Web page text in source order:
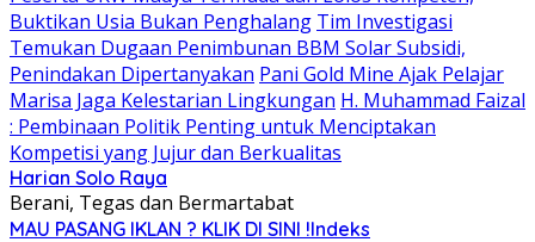
Buktikan Usia Bukan Penghalang Tim Investigasi
Temukan Dugaan Penimbunan BBM Solar Subsidi,
Penindakan Dipertanyakan Pani Gold Mine Ajak Pelajar
Marisa Jaga Kelestarian Lingkungan H. Muhammad Faizal
: Pembinaan Politik Penting untuk Menciptakan
Kompetisi yang Jujur dan Berkualitas
Harian Solo Raya
Berani, Tegas dan Bermartabat
MAU PASANG IKLAN ? KLIK DI SINI !Indeks